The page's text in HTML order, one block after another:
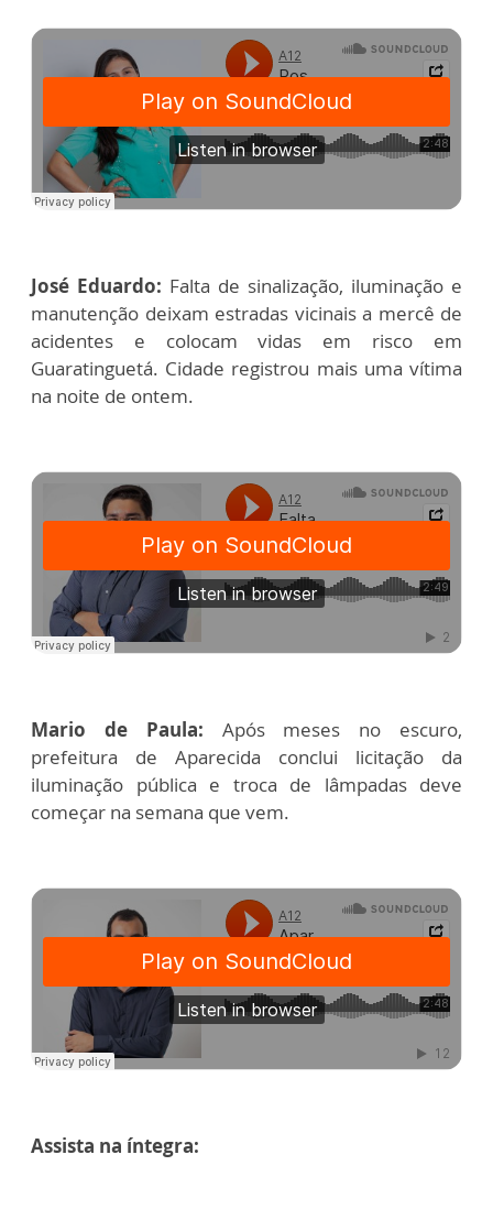
José Eduardo: Falta de sinalização, iluminação e
manutenção deixam estradas vicinais a mercê de
acidentes e colocam vidas em risco em
Guaratinguetá. Cidade registrou mais uma vítima
na noite de ontem.
Mario de Paula: Após meses no escuro,
prefeitura de Aparecida conclui licitação da
iluminação pública e troca de lâmpadas deve
começar na semana que vem.
Assista na íntegra: